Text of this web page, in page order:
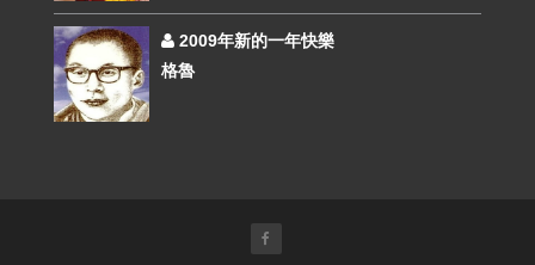
2009年新的一年快樂
格魯